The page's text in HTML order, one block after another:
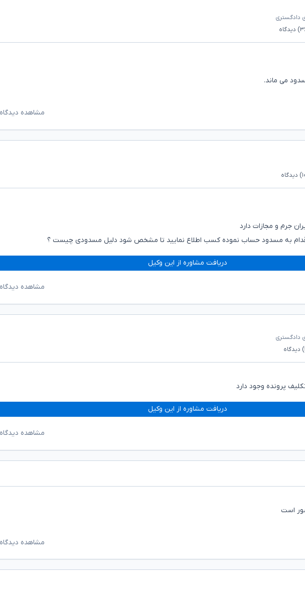
دادگستری
دیدگاه
می ماند.
مشاهده
دیدگاه
جرم و مجازات دارد
اقدام به مسدود حساب نموده کسب اطلاع نمایید تا مشخص شود دلیل مسدودی چیست ؟
دریافت مشاوره از این وکیل
مشاهده
دادگستری
دیدگاه
پرونده وجود دارد
دریافت مشاوره از این وکیل
مشاهده
است
مشاهده